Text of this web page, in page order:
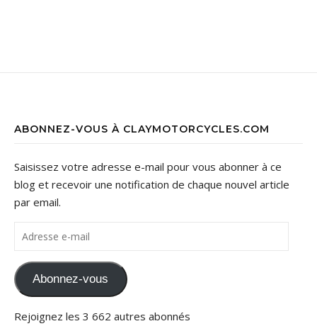
ABONNEZ-VOUS À CLAYMOTORCYCLES.COM
Saisissez votre adresse e-mail pour vous abonner à ce
blog et recevoir une notification de chaque nouvel article
par email.
Adresse e-mail
Abonnez-vous
Rejoignez les 3 662 autres abonnés